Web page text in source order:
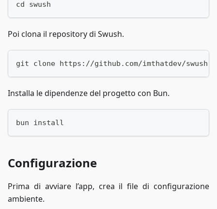
cd swush
Poi clona il repository di Swush.
git clone https://github.com/imthatdev/
Installa le dipendenze del progetto con Bun.
bun install
Configurazione
Prima di avviare l’app, crea il file di configurazione
ambiente.